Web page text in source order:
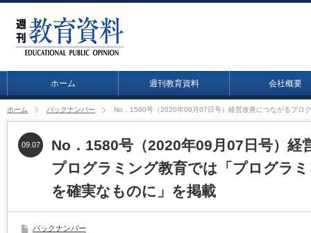
ホーム 週刊教育資料 会社概要
ホーム バックナンバー No．1580号（2020年09月07日号）経営改善につながるプロ
No．1580号（2020年09月07日号）経
プログラミング教育では「プログラ
を確実なものに」を掲載
09.07
バックナンバー